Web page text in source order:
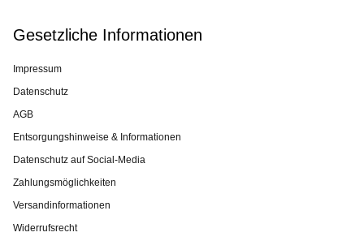
Gesetzliche Informationen
Impressum
Datenschutz
AGB
Entsorgungshinweise & Informationen
Datenschutz auf Social-Media
Zahlungsmöglichkeiten
Versandinformationen
Widerrufsrecht